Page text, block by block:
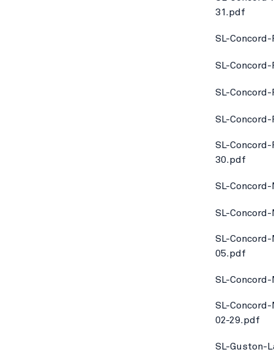
31.pdf
SL-
SL-
SL-
SL-
SL-
30.pdf
SL-
SL-
SL-
05.pdf
SL-
SL-
02-29.pdf
SL-Guston-